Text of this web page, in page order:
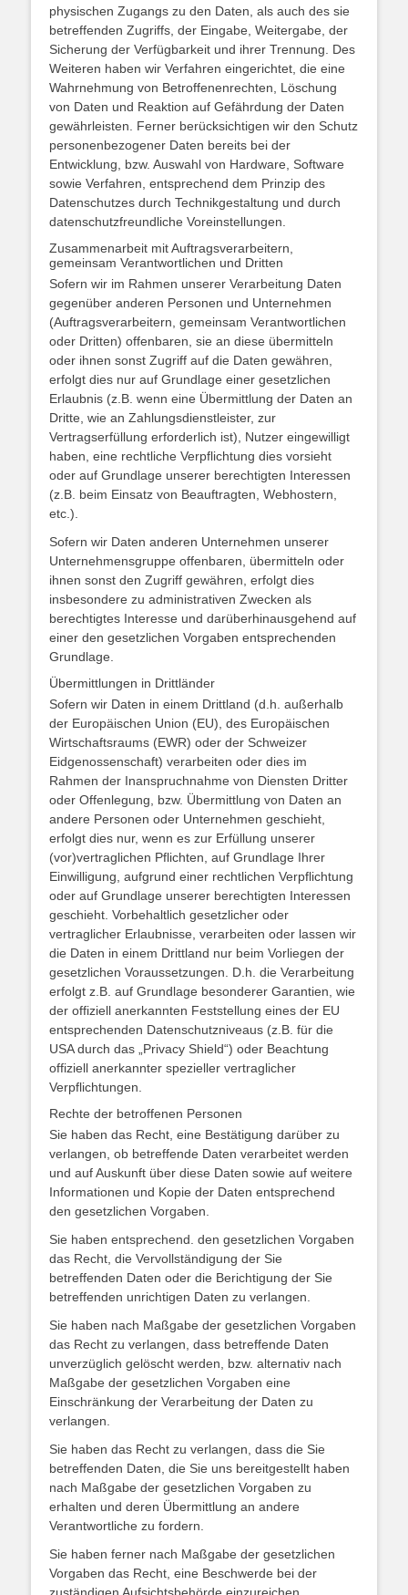
physischen Zugangs zu den Daten, als auch des sie
betreffenden Zugriffs, der Eingabe, Weitergabe, der
Sicherung der Verfügbarkeit und ihrer Trennung. Des
Weiteren haben wir Verfahren eingerichtet, die eine
Wahrnehmung von Betroffenenrechten, Löschung
von Daten und Reaktion auf Gefährdung der Daten
gewährleisten. Ferner berücksichtigen wir den Schutz
personenbezogener Daten bereits bei der
Entwicklung, bzw. Auswahl von Hardware, Software
sowie Verfahren, entsprechend dem Prinzip des
Datenschutzes durch Technikgestaltung und durch
datenschutzfreundliche Voreinstellungen.
Zusammenarbeit mit Auftragsverarbeitern,
gemeinsam Verantwortlichen und Dritten
Sofern wir im Rahmen unserer Verarbeitung Daten
gegenüber anderen Personen und Unternehmen
(Auftragsverarbeitern, gemeinsam Verantwortlichen
oder Dritten) offenbaren, sie an diese übermitteln
oder ihnen sonst Zugriff auf die Daten gewähren,
erfolgt dies nur auf Grundlage einer gesetzlichen
Erlaubnis (z.B. wenn eine Übermittlung der Daten an
Dritte, wie an Zahlungsdienstleister, zur
Vertragserfüllung erforderlich ist), Nutzer eingewilligt
haben, eine rechtliche Verpflichtung dies vorsieht
oder auf Grundlage unserer berechtigten Interessen
(z.B. beim Einsatz von Beauftragten, Webhostern,
etc.).
Sofern wir Daten anderen Unternehmen unserer
Unternehmensgruppe offenbaren, übermitteln oder
ihnen sonst den Zugriff gewähren, erfolgt dies
insbesondere zu administrativen Zwecken als
berechtigtes Interesse und darüberhinausgehend auf
einer den gesetzlichen Vorgaben entsprechenden
Grundlage.
Übermittlungen in Drittländer
Sofern wir Daten in einem Drittland (d.h. außerhalb
der Europäischen Union (EU), des Europäischen
Wirtschaftsraums (EWR) oder der Schweizer
Eidgenossenschaft) verarbeiten oder dies im
Rahmen der Inanspruchnahme von Diensten Dritter
oder Offenlegung, bzw. Übermittlung von Daten an
andere Personen oder Unternehmen geschieht,
erfolgt dies nur, wenn es zur Erfüllung unserer
(vor)vertraglichen Pflichten, auf Grundlage Ihrer
Einwilligung, aufgrund einer rechtlichen Verpflichtung
oder auf Grundlage unserer berechtigten Interessen
geschieht. Vorbehaltlich gesetzlicher oder
vertraglicher Erlaubnisse, verarbeiten oder lassen wir
die Daten in einem Drittland nur beim Vorliegen der
gesetzlichen Voraussetzungen. D.h. die Verarbeitung
erfolgt z.B. auf Grundlage besonderer Garantien, wie
der offiziell anerkannten Feststellung eines der EU
entsprechenden Datenschutzniveaus (z.B. für die
USA durch das „Privacy Shield“) oder Beachtung
offiziell anerkannter spezieller vertraglicher
Verpflichtungen.
Rechte der betroffenen Personen
Sie haben das Recht, eine Bestätigung darüber zu
verlangen, ob betreffende Daten verarbeitet werden
und auf Auskunft über diese Daten sowie auf weitere
Informationen und Kopie der Daten entsprechend
den gesetzlichen Vorgaben.
Sie haben entsprechend. den gesetzlichen Vorgaben
das Recht, die Vervollständigung der Sie
betreffenden Daten oder die Berichtigung der Sie
betreffenden unrichtigen Daten zu verlangen.
Sie haben nach Maßgabe der gesetzlichen Vorgaben
das Recht zu verlangen, dass betreffende Daten
unverzüglich gelöscht werden, bzw. alternativ nach
Maßgabe der gesetzlichen Vorgaben eine
Einschränkung der Verarbeitung der Daten zu
verlangen.
Sie haben das Recht zu verlangen, dass die Sie
betreffenden Daten, die Sie uns bereitgestellt haben
nach Maßgabe der gesetzlichen Vorgaben zu
erhalten und deren Übermittlung an andere
Verantwortliche zu fordern.
Sie haben ferner nach Maßgabe der gesetzlichen
Vorgaben das Recht, eine Beschwerde bei der